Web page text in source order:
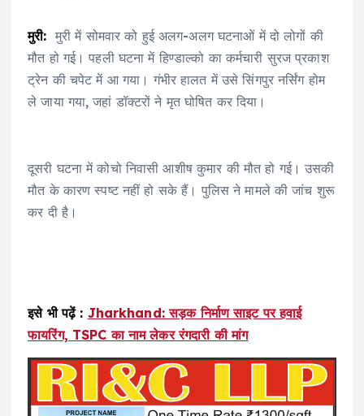
मुरी: मुरी में सोमवार को हुई अलग-अलग घटनाओं में दो लोगों की
मौत हो गई। पहली घटना में हिण्डाल्को का कर्मचारी सुरज प्रकाश
ट्रेन की चपेट में आ गया। गंभीर हालत में उसे सिंगपुर नर्सिंग होम
ले जाया गया, जहां डॉक्टरों ने मृत घोषित कर दिया।
दूसरी घटना में कोचो निवासी आशीष कुमार की मौत हो गई। उसकी
मौत के कारण स्पष्ट नहीं हो सके हैं। पुलिस ने मामले की जांच शुरू
कर दी है।
इसे भी पढ़ें : Jharkhand: सड़क निर्माण साइट पर हवाई
फायरिंग, TSPC का नाम लेकर रंगदारी की मांग